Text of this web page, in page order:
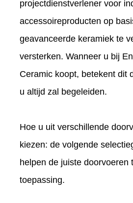
projectdienstverlener voor
accessoireproducten op
geavanceerde keramiek te
versterken. Wanneer u bij
Ceramic koopt, betekent dit
u altijd zal begeleiden.
Hoe u uit verschillende
kiezen: de volgende
helpen de juiste doorvoeren
toepassing.